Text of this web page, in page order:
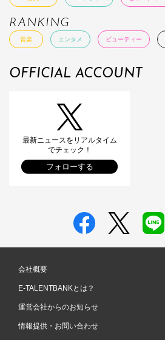
RANKING
音楽 エンタメ ビューティー
OFFICIAL ACCOUNT
最新ニュースをリアルタイム
でチェック！
フォローする
会社概要
E-TALENTBANKとは？
運営会社からのお知らせ
情報提供・お問い合わせ